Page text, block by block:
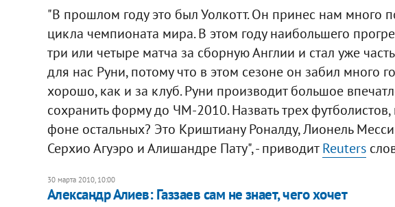
"В прошлом году это был Уолкотт. Он принес нам много
цикла чемпионата мира. В этом году наибольшего
три или четыре матча за сборную Англии и стал уже
для нас Руни, потому что в этом сезоне он забил много
хорошо, как и за клуб. Руни производит большое
сохранить форму до ЧМ-2010. Назвать трех
фоне остальных? Это Криштиану Роналду, Лионель
Серхио Агуэро и Алишандре Пату", - приводитReuters
30 марта 2010, 10:00
Александр Алиев: Газзаев сам не знает, чего хочет